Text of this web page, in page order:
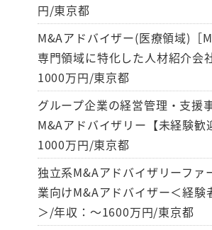
円/東京都
M&Aアドバイザー(医療領域)［
専門領域に特化した人材紹介会
1000万円/東京都
グループ企業の経営管理・支援
M&Aアドバイザリー【未経験歓
1000万円/東京都
独立系M&Aアドバイザリーファ
業向けM&Aアドバイザー＜経験
＞/年収：～1600万円/東京都